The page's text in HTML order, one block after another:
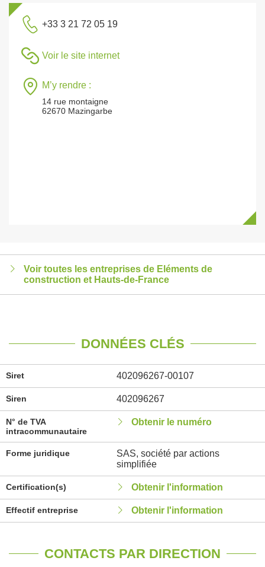
+33 3 21 72 05 19
Voir le site internet
M’y rendre :
14 rue montaigne
62670 Mazingarbe
Voir toutes les entreprises de Eléments de
construction et Hauts-de-France
DONNÉES CLÉS
Siret 402096267-00107
Siren 402096267
N° de TVA
intracommunautaire
Obtenir le numéro
Forme juridique
SAS, société par actions
simplifiée
Certification(s) Obtenir l'information
Effectif entreprise Obtenir l'information
CONTACTS PAR DIRECTION